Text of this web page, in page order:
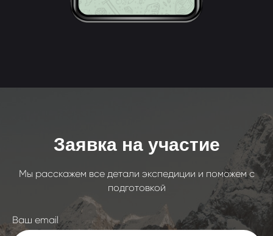
Заявка на участие
Мы расскажем все детали экспедиции и поможем с
подготовкой
Ваш email